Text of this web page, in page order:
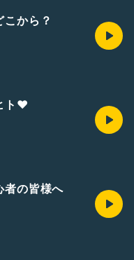
こから？
ト❤
者の皆様へ